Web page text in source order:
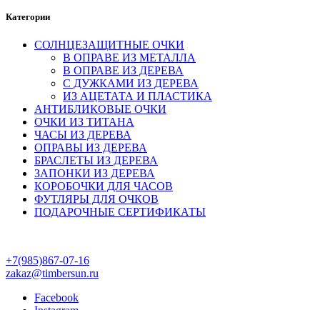
Категории
СОЛНЦЕЗАЩИТНЫЕ ОЧКИ
В ОПРАВЕ ИЗ МЕТАЛЛА
В ОПРАВЕ ИЗ ДЕРЕВА
С ДУЖКАМИ ИЗ ДЕРЕВА
ИЗ АЦЕТАТА И ПЛАСТИКА
АНТИБЛИКОВЫЕ ОЧКИ
ОЧКИ ИЗ ТИТАНА
ЧАСЫ ИЗ ДЕРЕВА
ОПРАВЫ ИЗ ДЕРЕВА
БРАСЛЕТЫ ИЗ ДЕРЕВА
ЗАПОНКИ ИЗ ДЕРЕВА
КОРОБОЧКИ ДЛЯ ЧАСОВ
ФУТЛЯРЫ ДЛЯ ОЧКОВ
ПОДАРОЧНЫЕ СЕРТИФИКАТЫ
+7(985)867-07-16
zakaz@timbersun.ru
Facebook